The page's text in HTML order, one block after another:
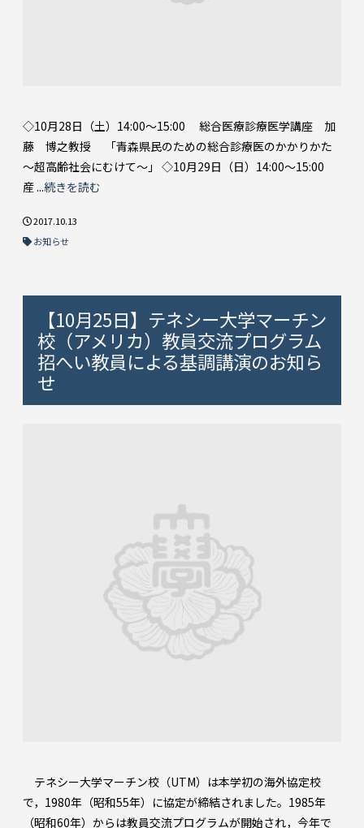
◇10月28日（土）14:00～15:00 総合医療診療医学講座 加
藤 博之教授 「青森県民のための総合診療医のかかりかた
～超高齢社会にむけて～」 ◇10月29日（日）14:00～15:00
産 ...続きを読む
2017.10.13
お知らせ
【10月25日】テネシー大学マーチン
校（アメリカ）教員交流プログラム
招へい教員による基調講演のお知ら
せ
テネシー大学マーチン校（UTM）は本学初の海外協定校
で，1980年（昭和55年）に協定が締結されました。1985年
（昭和60年）からは教員交流プログラムが開始され，今年で